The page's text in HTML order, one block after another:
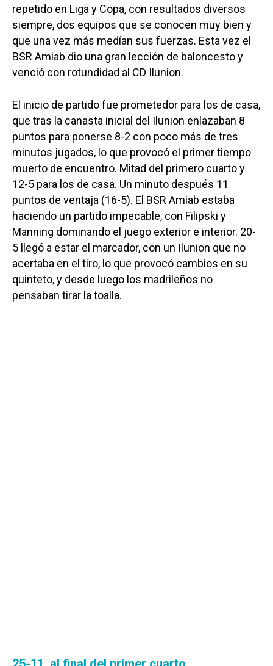
repetido en Liga y Copa, con resultados diversos
siempre, dos equipos que se conocen muy bien y
que una vez más medían sus fuerzas. Esta vez el
BSR Amiab dio una gran lección de baloncesto y
venció con rotundidad al CD Ilunion.
El inicio de partido fue prometedor para los de casa,
que tras la canasta inicial del Ilunion enlazaban 8
puntos para ponerse 8-2 con poco más de tres
minutos jugados, lo que provocó el primer tiempo
muerto de encuentro. Mitad del primero cuarto y
12-5 para los de casa. Un minuto después 11
puntos de ventaja (16-5). El BSR Amiab estaba
haciendo un partido impecable, con Filipski y
Manning dominando el juego exterior e interior. 20-
5 llegó a estar el marcador, con un Ilunion que no
acertaba en el tiro, lo que provocó cambios en su
quinteto, y desde luego los madrileños no
pensaban tirar la toalla.